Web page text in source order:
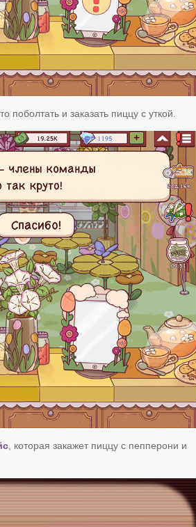
поболтать и заказать пиццу с уткой.
, которая закажет пиццу с пепперони и